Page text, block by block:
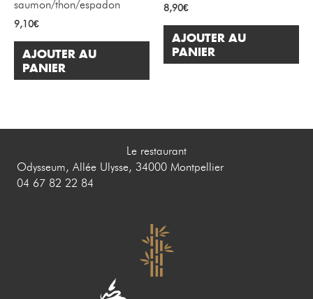
saumon/thon/espadon
9,10€
AJOUTER AU
PANIER
8,90€
AJOUTER AU
PANIER
Le restaurant
Odysseum, Allée Ulysse, 34000 Montpellier
04 67 82 22 84